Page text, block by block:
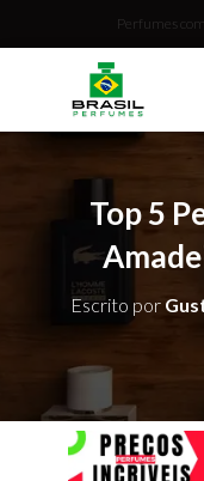
Perfumes
Top 5
Escrito por